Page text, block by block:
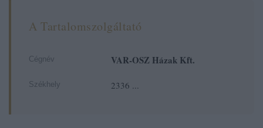
A Tartalomszolgáltató
Cégnév VAR-OSZ Házak Kft.
Székhely 2336 ...